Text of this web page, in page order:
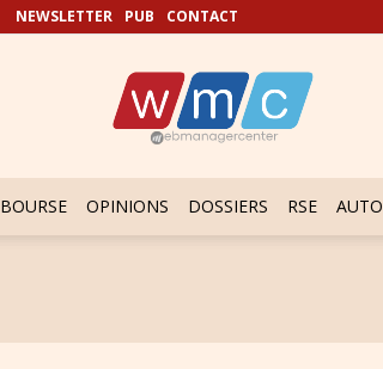
NEWSLETTER PUB CONTACT
BOURSE OPINIONS DOSSIERS RSE AUTO